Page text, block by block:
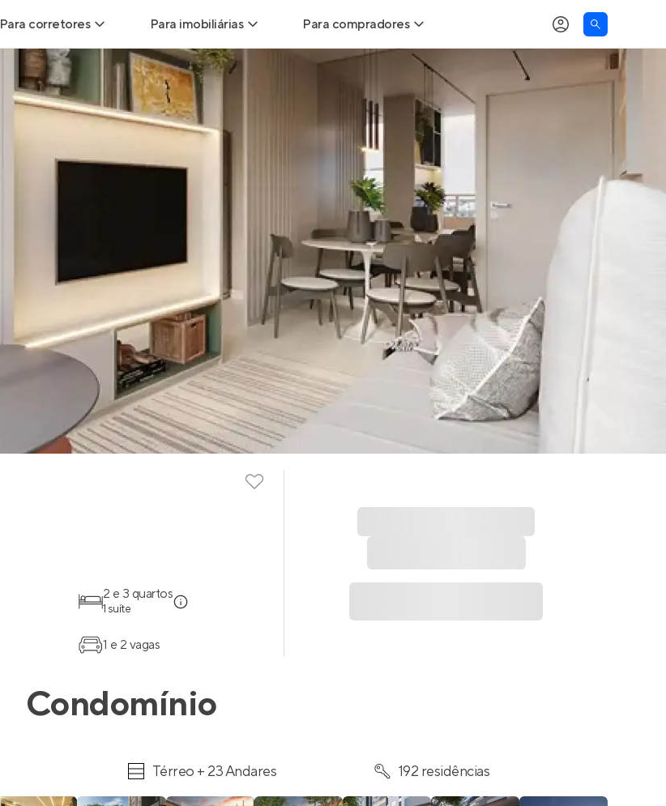
Para corretores
Leads para Corretores
Corretor+
Parcerias imobiliárias
Anunciar imóveis
Para imobiliárias
Leads para Imobiliárias
Hub de imobiliárias
Anunciar imóveis
Para compradores
Buscar um imóvel novo
Calcule seu Poder de Compra
Comprar x Alugar
Correção do INCC
Simulador de Financiamento
Encontre um corretor
2 e 3 quartos
1 suíte
1 e 2 vagas
Condomínio
Térreo + 23 Andares 192 residências